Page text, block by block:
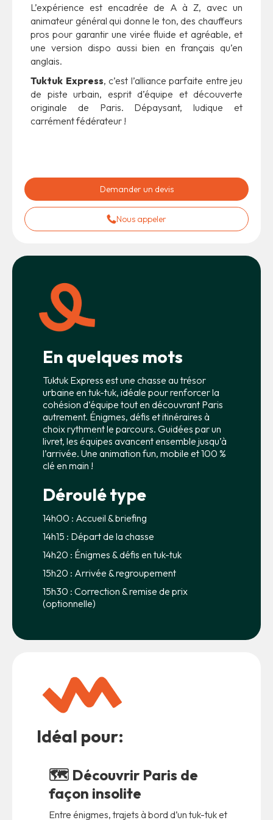
L’expérience est encadrée de A à Z, avec un
animateur général qui donne le ton, des chauffeurs
pros pour garantir une virée fluide et agréable, et
une version dispo aussi bien en français qu’en
anglais.
Tuktuk Express, c’est l’alliance parfaite entre jeu
de piste urbain, esprit d’équipe et découverte
originale de Paris. Dépaysant, ludique et
carrément fédérateur !
Demander un devis
Nous appeler
En quelques mots
Tuktuk Express est une chasse au trésor
urbaine en tuk-tuk, idéale pour renforcer la
cohésion d’équipe tout en découvrant Paris
autrement. Énigmes, défis et itinéraires à
choix rythment le parcours. Guidées par un
livret, les équipes avancent ensemble jusqu’à
l’arrivée. Une animation fun, mobile et 100 %
clé en main !
Déroulé type
14h00 : Accueil & briefing
14h15 : Départ de la chasse
14h20 : Énigmes & défis en tuk-tuk
15h20 : Arrivée & regroupement
15h30 : Correction & remise de prix
(optionnelle)
Idéal pour:
🗺️ Découvrir Paris de
façon insolite
Entre énigmes, trajets à bord d’un tuk-tuk et